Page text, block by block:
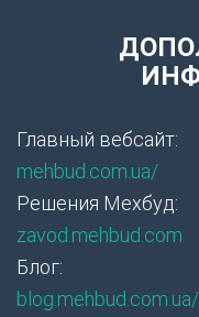
Главный вебсайт:
mehbud.com.ua/
Решения Мехбуд:
zavod.mehbud.com
Блог: